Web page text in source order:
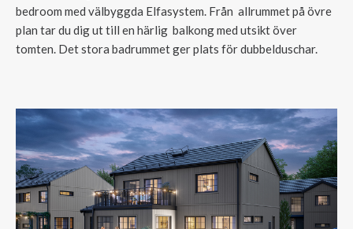
bedroom med välbyggda Elfasystem. Från allrummet på övre
plan tar du dig ut till en härlig balkong med utsikt över
tomten. Det stora badrummet ger plats för dubbelduschar.